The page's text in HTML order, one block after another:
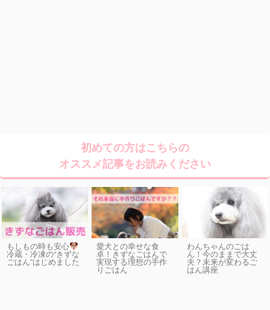
初めての方はこちらの
オススメ記事をお読みください
もしもの時も安心
冷蔵・冷凍の“きずな
ごはん”はじめました
愛犬との幸せな食
卓！きずなごはんで
実現する理想の手作
りごはん
わんちゃんのごは
ん！今のままで大丈
夫？未来が変わるご
はん講座